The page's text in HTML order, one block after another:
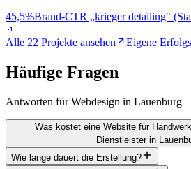
45,5%Brand-CTR „krieger detailing"
Alle 22 Projekte ansehen Eigene
Häufige Fragen
Antworten für Webdesign in Lauenburg
Was kostet eine Website für
Dienstleister in
Wie lange dauert die Erstellung?